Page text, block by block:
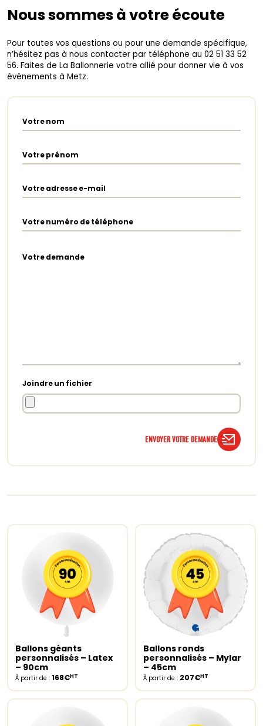
Nous sommes à votre écoute
Pour toutes vos questions ou pour une demande spécifique,
n’hésitez pas à nous contacter par téléphone au 02 51 33 52
56. Faites de La Ballonnerie votre allié pour donner vie à vos
événements à Metz.
Votre nom
Votre prénom
Votre adresse e-mail
Votre numéro de téléphone
Votre demande
Joindre un fichier
ENVOYER VOTRE DEMANDE
Select options
Ballons géants
personnalisés – Latex
– 90cm
À partir de : 168€HT
Select options
Ballons ronds
personnalisés – Mylar
– 45cm
À partir de : 207€HT